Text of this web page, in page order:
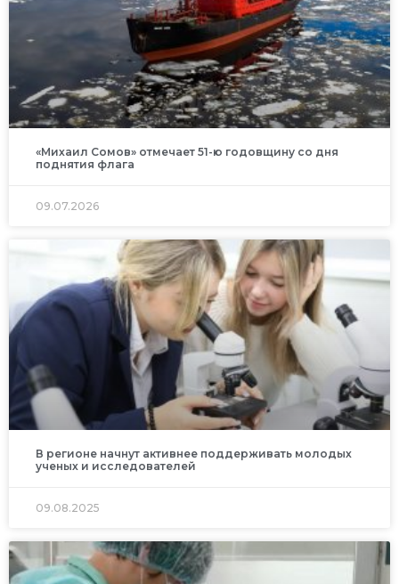
«Михаил Сомов» отмечает 51-ю годовщину со дня
поднятия флага
09.07.2026
В регионе начнут активнее поддерживать молодых
ученых и исследователей
09.08.2025